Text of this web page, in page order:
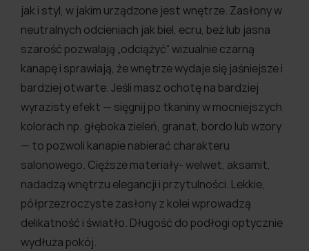
jak i styl, w jakim urządzone jest wnętrze. Zasłony w
neutralnych odcieniach jak biel, ecru, beż lub jasna
szarość pozwalają „odciążyć” wizualnie czarną
kanapę i sprawiają, że wnętrze wydaje się jaśniejsze i
bardziej otwarte. Jeśli masz ochotę na bardziej
wyrazisty efekt — sięgnij po tkaniny w mocniejszych
kolorach np. głęboka zieleń, granat, bordo lub wzory
— to pozwoli kanapie nabierać charakteru
salonowego. Cięższe materiały- welwet, aksamit,
nadadzą wnętrzu elegancji i przytulności. Lekkie,
półprzezroczyste zasłony z kolei wprowadzą
delikatność i światło. Długość do podłogi optycznie
wydłuża pokój.